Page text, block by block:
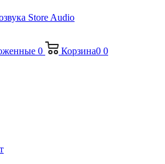
0 Корзина0 0